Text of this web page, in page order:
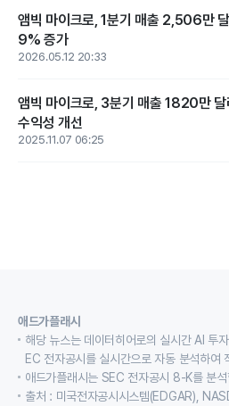
앰빅 마이크로, 1분기 매출 2,506만
9% 증가
2026.05.12 20:33
앰빅 마이크로, 3분기 매출 1820만 달
수익성 개선
2025.11.07 06:25
애드가플래시
해당 뉴스는 데이터히어로의 실시간 AI 투
EC 전자공시를 실시간으로 자동 분석하여
애드가플래시는 SEC 전자공시 8-K를 분석
출처 : 미국전자공시시스템(EDGAR),